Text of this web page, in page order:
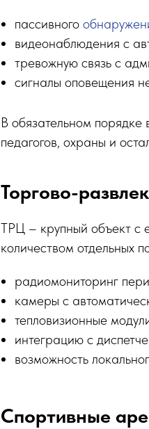
пассивного
видеонаблюдения с
тревожную связь с
сигналы оповещения
В обязательном
педагогов, охраны и
Торгово-
ТРЦ – крупный объект с
количеством отдельных
радиомониторинг
камеры с
тепловизионные
интеграцию с
возможность
Спортивные